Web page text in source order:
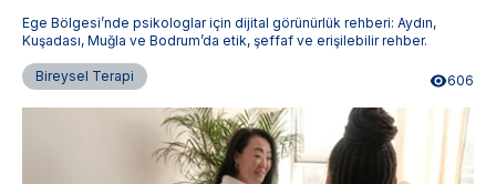
Ege Bölgesi’nde psikologlar için dijital görünürlük rehberi: Aydın,
Kuşadası, Muğla ve Bodrum’da etik, şeffaf ve erişilebilir rehber.
Bireysel Terapi 606